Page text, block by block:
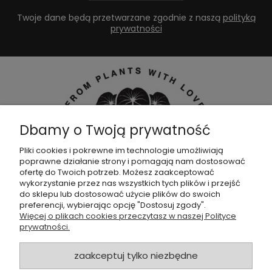
Twoje dane będą przetwarzane zgodnie z naszą polityką
prywatności
Dołącz do naszejgrupy facebookowej !
POMOC
SKLEP
Dbamy o Twoją prywatność
Pliki cookies i pokrewne im technologie umożliwiają
poprawne działanie strony i pomagają nam dostosować
ofertę do Twoich potrzeb. Możesz zaakceptować
wykorzystanie przez nas wszystkich tych plików i przejść
do sklepu lub dostosować użycie plików do swoich
preferencji, wybierając opcję "Dostosuj zgody".
Więcej o plikach cookies przeczytasz w naszej Polityce
prywatności.
zaakceptuj tylko niezbędne